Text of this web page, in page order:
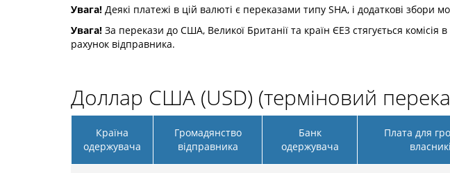
Увага! Деякі платежі в цій валюті є переказами типу SHA, і додаткові збори
Увага! За перекази до США, Великої Британії та країн ЄЕЗ стягується
рахунок відправника.
Доллар США (USD) (терміновий
Країна
одержувача
Громадянство
відправника
Банк
одержувача
Плата для